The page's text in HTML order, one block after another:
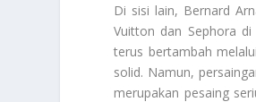
Di sisi lain, Bernard
Vuitton dan Sephora
terus bertambah
solid. Namun,
merupakan pesaing